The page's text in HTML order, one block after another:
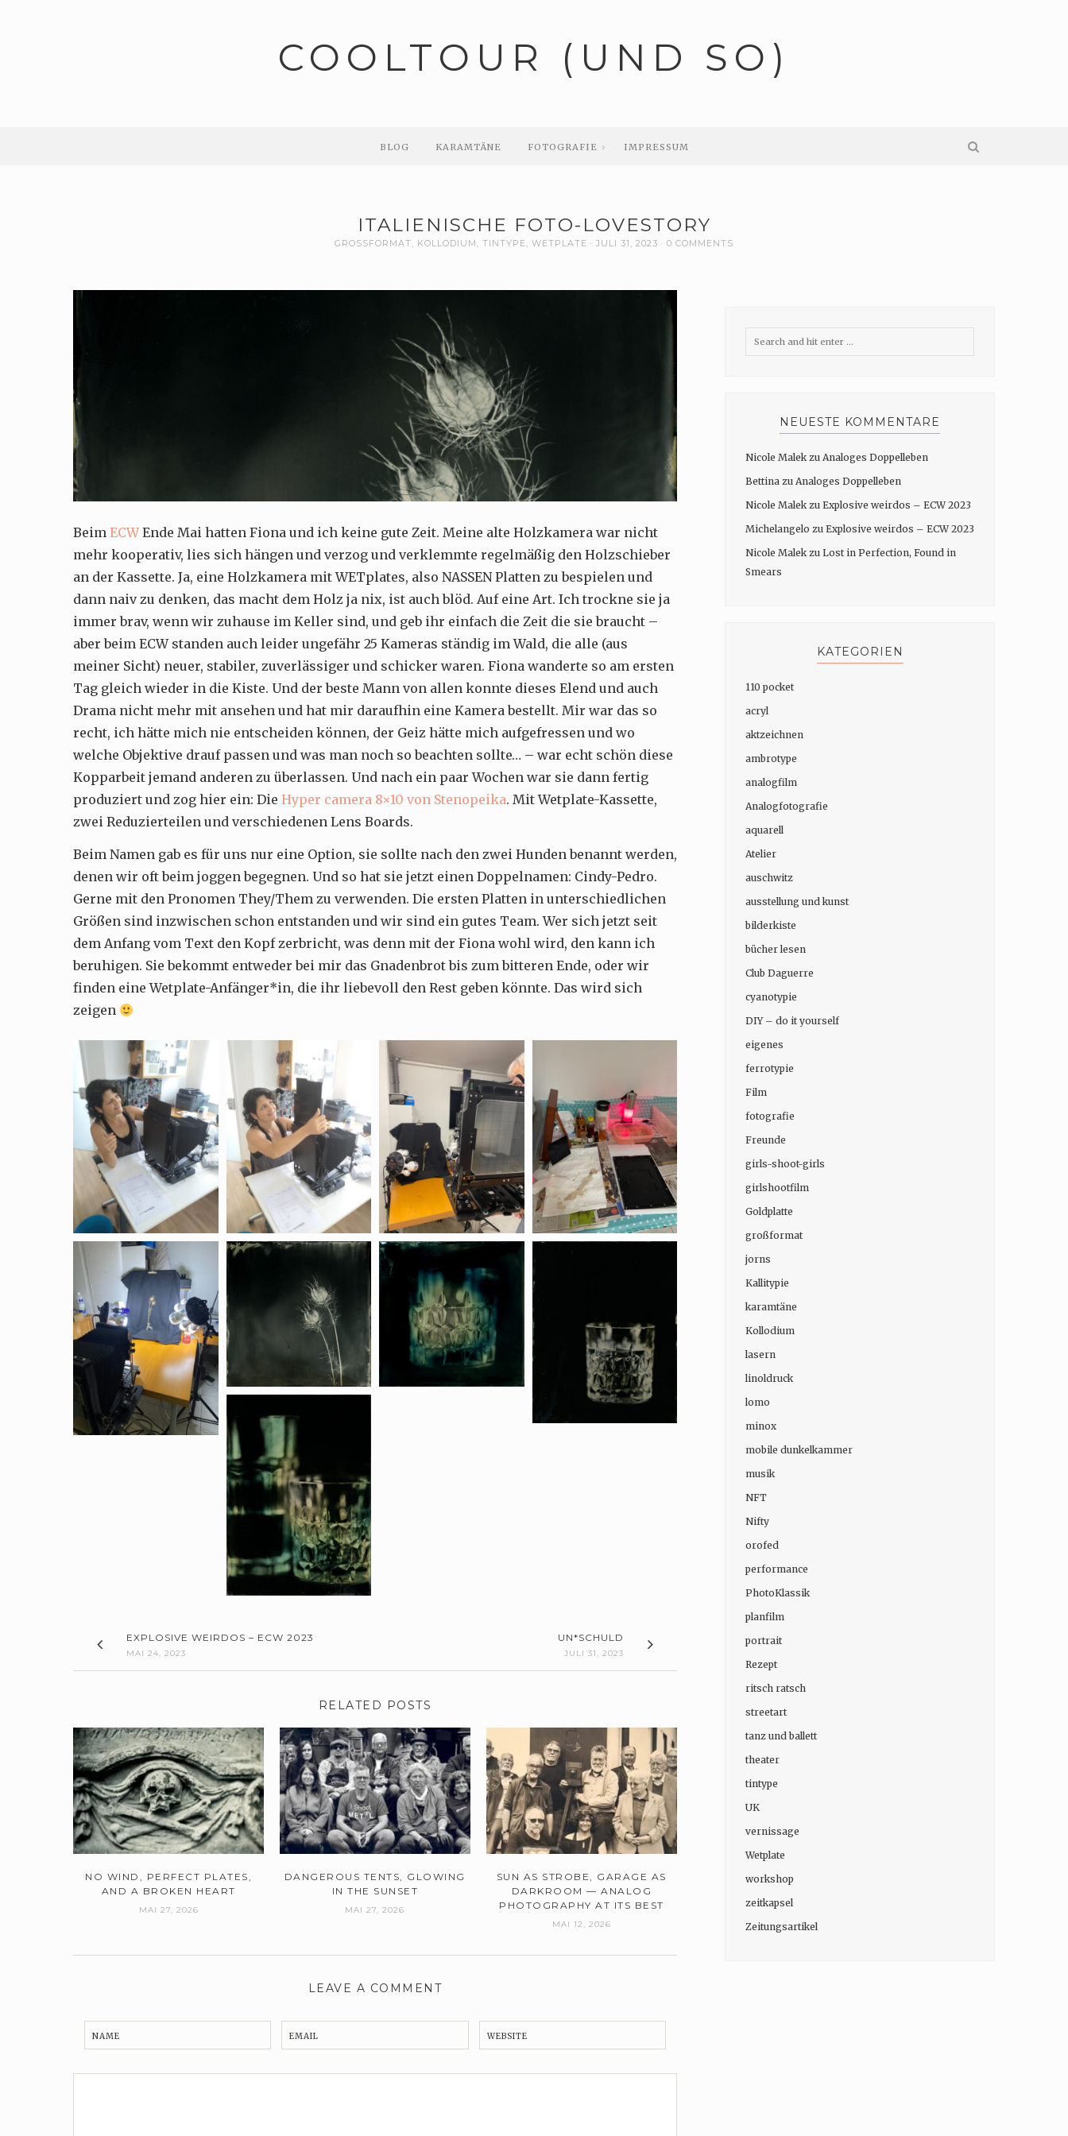
COOLTOUR (UND SO)
BLOG KARAMTÄNE FOTOGRAFIE IMPRESSUM
ITALIENISCHE FOTO-LOVESTORY
GROSSFORMAT , KOLLODIUM , TINTYPE, WETPLATE JULI 31, 2023 0 COMMENTS
Beim ECWEnde Mai hatten Fiona und ich keine gute Zeit. Meine alte Holzkamera war nicht
mehr kooperativ, lies sich hängen und verzog und verklemmte regelmäßig den Holzschieber
an der Kassette. Ja, eine Holzkamera mit WETplates, also NASSEN Platten zu bespielen und
dann naiv zu denken, das macht dem Holz ja nix, ist auch blöd. Auf eine Art. Ich trockne sie ja
immer brav, wenn wir zuhause im Keller sind, und geb ihr einfach die Zeit die sie braucht –
aber beim ECW standen auch leider ungefähr 25 Kameras ständig im Wald, die alle (aus
meiner Sicht) neuer, stabiler, zuverlässiger und schicker waren. Fiona wanderte so am ersten
Tag gleich wieder in die Kiste. Und der beste Mann von allen konnte dieses Elend und auch
Drama nicht mehr mit ansehen und hat mir daraufhin eine Kamera bestellt. Mir war das so
recht, ich hätte mich nie entscheiden können, der Geiz hätte mich aufgefressen und wo
welche Objektive drauf passen und was man noch so beachten sollte… – war echt schön diese
Kopparbeit jemand anderen zu überlassen. Und nach ein paar Wochen war sie dann fertig
produziert und zog hier ein: Die Hyper camera 8×10 von Stenopeika. Mit Wetplate-Kassette,
zwei Reduzierteilen und verschiedenen Lens Boards.
Beim Namen gab es für uns nur eine Option, sie sollte nach den zwei Hunden benannt werden,
denen wir oft beim joggen begegnen. Und so hat sie jetzt einen Doppelnamen: Cindy-Pedro.
Gerne mit den Pronomen They/Them zu verwenden. Die ersten Platten in unterschiedlichen
Größen sind inzwischen schon entstanden und wir sind ein gutes Team. Wer sich jetzt seit
dem Anfang vom Text den Kopf zerbricht, was denn mit der Fiona wohl wird, den kann ich
beruhigen. Sie bekommt entweder bei mir das Gnadenbrot bis zum bitteren Ende, oder wir
finden eine Wetplate-Anfänger*in, die ihr liebevoll den Rest geben könnte. Das wird sich
zeigen
EXPLOSIVE WEIRDOS – ECW 2023
MAI 24, 2023
UN*SCHULD
JULI 31, 2023
RELATED POSTS
NO WIND, PERFECT PLATES,
AND A BROKEN HEART
MAI 27, 2026
DANGEROUS TENTS, GLOWING
IN THE SUNSET
MAI 27, 2026
SUN AS STROBE, GARAGE AS
DARKROOM — ANALOG
PHOTOGRAPHY AT ITS BEST
MAI 12, 2026
LEAVE A COMMENT
NAME EMAIL WEBSITE
NEUESTE KOMMENTARE
Nicole Malek zu Analoges Doppelleben
Bettina zu Analoges Doppelleben
Nicole Malek zu Explosive weirdos – ECW 2023
Michelangelo zu Explosive weirdos – ECW 2023
Nicole Malek zu Lost in Perfection, Found in
Smears
KATEGORIEN
110 pocket
acryl
aktzeichnen
ambrotype
analogfilm
Analogfotografie
aquarell
Atelier
auschwitz
ausstellung und kunst
bilderkiste
bücher lesen
Club Daguerre
cyanotypie
DIY – do it yourself
eigenes
ferrotypie
Film
fotografie
Freunde
girls-shoot-girls
girlshootfilm
Goldplatte
großformat
jorns
Kallitypie
karamtäne
Kollodium
lasern
linoldruck
lomo
minox
mobile dunkelkammer
musik
NFT
Nifty
orofed
performance
PhotoKlassik
planfilm
portrait
Rezept
ritsch ratsch
streetart
tanz und ballett
theater
tintype
UK
vernissage
Wetplate
workshop
zeitkapsel
Zeitungsartikel